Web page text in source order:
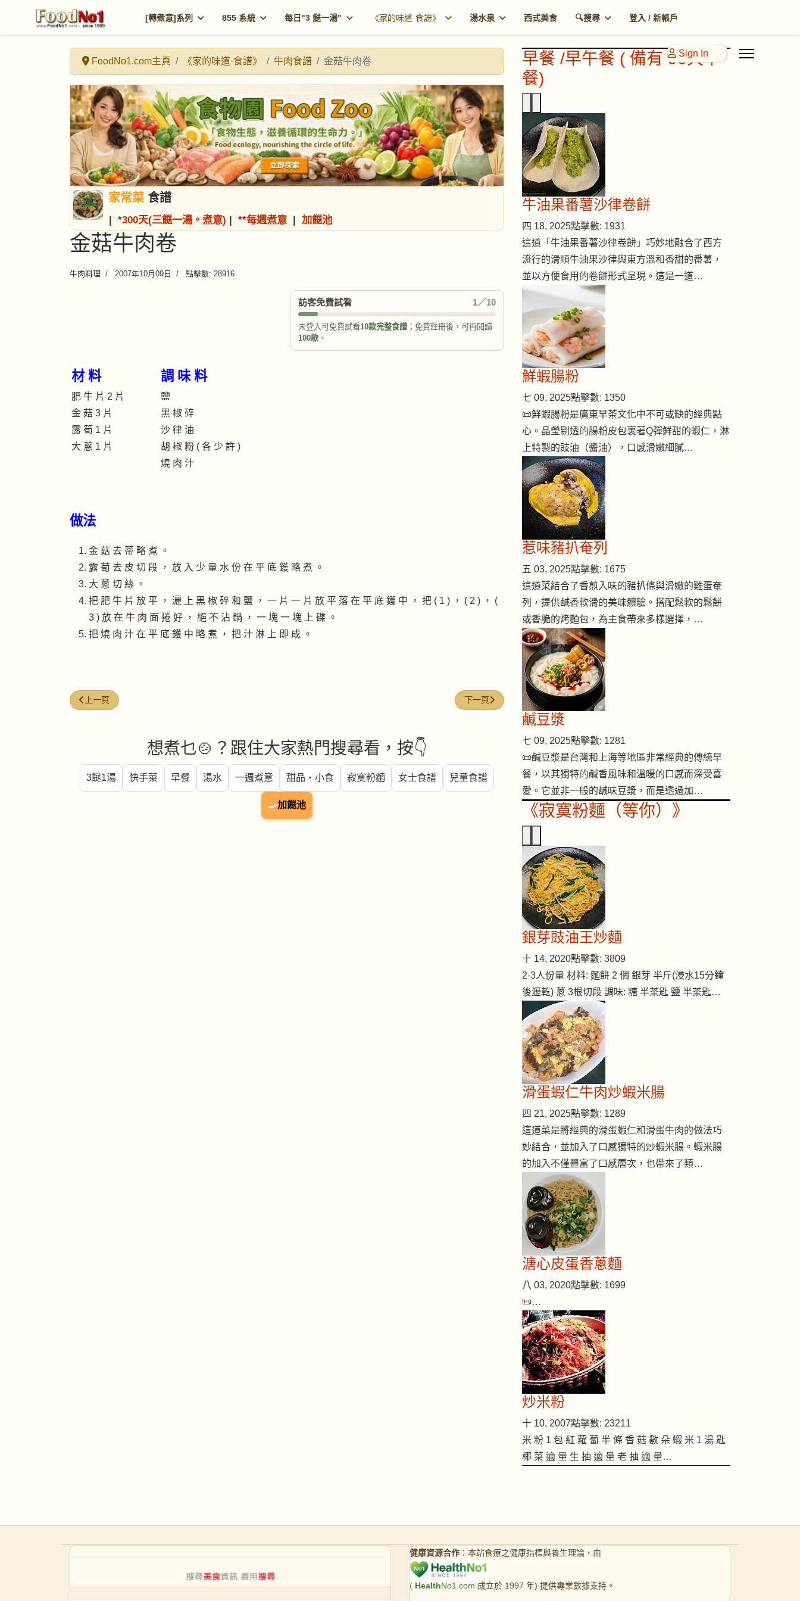
[轉煮意]系列 855 系統 每日"3 餸一湯" 《家的味道·食譜》 湯水泉 西式美食 🔍搜尋 登入 / 新帳戶
Sign In
FoodNo1.com主頁 《家的味道·食譜》 牛肉食譜 金菇牛肉卷
家常菜 食譜
| *300天(三餸一湯。煮意) | **每週煮意 | 加餸池
金菇牛肉卷
牛肉料理 2007年10月09日 點擊數: 28916
訪客免費試看 1／10
未登入可免費試看10款完整食譜 ；免費註冊後，可再閱讀
100款 。
材 料
肥 牛 片 2 片
金 菇 3 片
露 筍 1 片
大 蔥 1 片
調 味 料
鹽
黑 椒 碎
沙 律 油
胡 椒 粉 ( 各 少 許 )
燒 肉 汁
做法
金 菇 去 蒂 略 煮 。
露 荀 去 皮 切 段 ， 放 入 少 量 水 份 在 平 底 鑊 略 煮 。
大 蔥 切 絲 。
把 肥 牛 片 放 平 ， 灑 上 黑 椒 碎 和 鹽 ， 一 片 一 片 放 平 落 在 平 底 鑊 中 ， 把 ( 1 ) ， ( 2 ) ， (
3 ) 放 在 牛 肉 面 捲 好 ， 絕 不 沾 鍋 ， 一 塊 一 塊 上 碟 。
把 燒 肉 汁 在 平 底 鑊 中 略 煮 ， 把 汁 淋 上 即 成 。
上一篇文章: 黑胡椒牛排
上一頁 下一篇文章: 鮮百合蜜糖豆炒牛肉
下一頁
想煮乜🍲？跟住大家熱門搜尋看，按👇
3餸1湯 快手菜 早餐 湯水 一週煮意 甜品・小食 寂寞粉麵 女士食譜 兒童食譜
🍳加餸池
早餐 /早午餐 ( 備有 90天早
餐)
牛油果番薯沙律卷餅
四 18, 2025點擊數: 1931
這道「牛油果番薯沙律卷餅」巧妙地融合了西方
流行的滑順牛油果沙律與東方溫和香甜的番薯，
並以方便食用的卷餅形式呈現。這是一道…
鮮蝦腸粉
七 09, 2025點擊數: 1350
📜鮮蝦腸粉是廣東早茶文化中不可或缺的經典點
心。晶瑩剔透的腸粉皮包裹著Q彈鮮甜的蝦仁，淋
上特製的豉油（醬油），口感滑嫩細膩…
惹味豬扒奄列
五 03, 2025點擊數: 1675
這道菜結合了香煎入味的豬扒條與滑嫩的雞蛋奄
列，提供鹹香軟滑的美味體驗。搭配鬆軟的鬆餅
或香脆的烤麵包，為主食帶來多樣選擇，…
鹹豆漿
七 09, 2025點擊數: 1281
📜鹹豆漿是台灣和上海等地區非常經典的傳統早
餐，以其獨特的鹹香風味和溫暖的口感而深受喜
愛。它並非一般的鹹味豆漿，而是透過加…
《寂寞粉麵（等你）》
銀芽豉油王炒麵
十 14, 2020點擊數: 3809
2-3人份量 材料: 麵餅 2 個 銀芽 半斤(浸水15分鐘
後瀝乾) 蔥 3根切段 調味: 糖 半茶匙 鹽 半茶匙…
滑蛋蝦仁牛肉炒蝦米腸
四 21, 2025點擊數: 1289
這道菜是將經典的滑蛋蝦仁和滑蛋牛肉的做法巧
妙結合，並加入了口感獨特的炒蝦米腸。蝦米腸
的加入不僅豐富了口感層次，也帶來了類…
溏心皮蛋香蔥麵
八 03, 2020點擊數: 1699
📜…
炒米粉
十 10, 2007點擊數: 23211
米 粉 1 包 紅 蘿 蔔 半 條 香 菇 數 朵 蝦 米 1 湯 匙
椰 菜 適 量 生 抽 適 量 老 抽 適 量…
健康資源合作 ：本站食療之健康指標與養生理論，由
( HealthNo1.com 成立於 1997 年) 提供專業數據支持。